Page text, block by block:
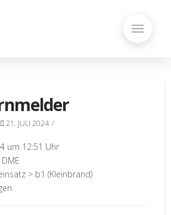
21. JULI 2024
um 12:51 Uhr
DME
> b1 (Kleinbrand)